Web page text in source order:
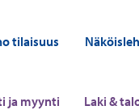
tilaisuus
ja myynti Laki &